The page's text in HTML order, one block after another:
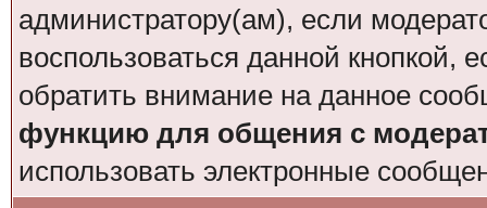
администратору(ам), если
воспользоваться данной кнопкой,
обратить внимание на данное
функцию для общения с
использовать электронные